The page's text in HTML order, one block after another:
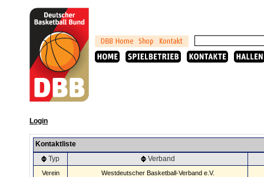
Login
Kontaktliste
Typ
Verband
Verein Westdeutscher Basketball-Verband e.V.